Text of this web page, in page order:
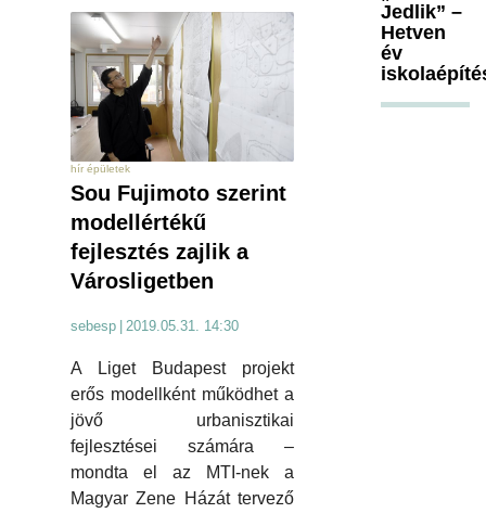
hír épületek
Sou Fujimoto szerint
modellértékű
fejlesztés zajlik a
Városligetben
sebesp 2019.05.31. 14:30
A Liget Budapest projekt
erős modellként működhet a
jövő urbanisztikai
fejlesztései számára –
mondta el az MTI-nek a
Magyar Zene Házát tervező
Jedlik” –
Hetven
év